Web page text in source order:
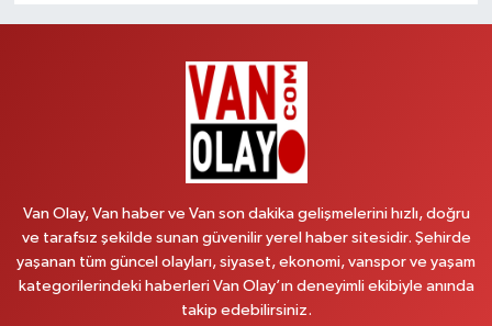
Van Olay, Van haber ve Van son dakika gelişmelerini hızlı, doğru
ve tarafsız şekilde sunan güvenilir yerel haber sitesidir. Şehirde
yaşanan tüm güncel olayları, siyaset, ekonomi, vanspor ve yaşam
kategorilerindeki haberleri Van Olay’ın deneyimli ekibiyle anında
takip edebilirsiniz.